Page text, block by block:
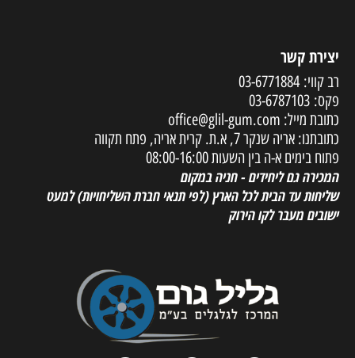
יצירת קשר
רב קווי:03-6771884
פקס: 03-6787103
כתובת מייל: office@glil-gum.com
כתובתנו: אריה שנקר 7, א.ת. קרית אריה, פתח תקווה
פתוח בימים א-ה בין השעות 08:00-16:00
המכירה גם ליחידים - חניה במקום
שליחות עד הבית לכל הארץ(לפי תנאי חברת השליחויות) למעט
ישובים מעבר לקו הירוק